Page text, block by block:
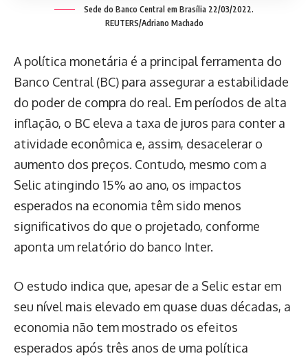
Sede do Banco Central em Brasília 22/03/2022.
REUTERS/Adriano Machado
A política monetária é a principal ferramenta do
Banco Central (BC) para assegurar a estabilidade
do poder de compra do real. Em períodos de alta
inflação, o BC eleva a taxa de juros para conter a
atividade econômica e, assim, desacelerar o
aumento dos preços. Contudo, mesmo com a
Selic atingindo 15% ao ano, os impactos
esperados na economia têm sido menos
significativos do que o projetado, conforme
aponta um relatório do banco Inter.
O estudo indica que, apesar de a Selic estar em
seu nível mais elevado em quase duas décadas, a
economia não tem mostrado os efeitos
esperados após três anos de uma política